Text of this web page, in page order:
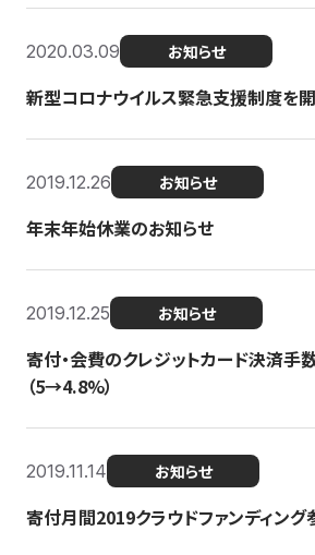
2020.03.09 お知らせ
新型コロナウイルス緊急支援制度を
2019.12.26 お知らせ
年末年始休業のお知らせ
2019.12.25 お知らせ
寄付・会費のクレジットカード決済手
（5→4.8%）
2019.11.14 お知らせ
寄付月間2019クラウドファンディン